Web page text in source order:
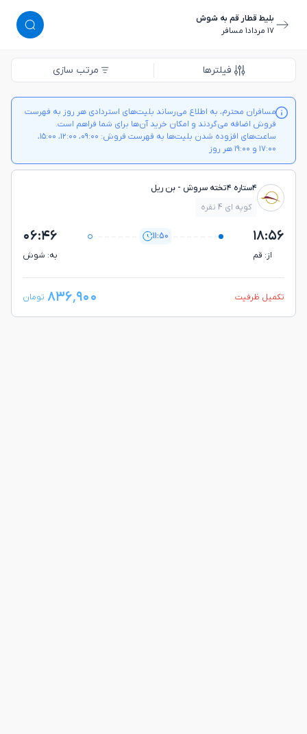
بلیط قطار قم به شوش
١٧ مرداد
١ مسافر
فیلترها مرتب سازی
مسافران محترم، به اطلاع می‌رساند بلیت‌های استردادی هر روز به فهرست
فروش اضافه می‌گردند و امکان خرید آن‌ها برای شما فراهم است.
ساعت‌های افزوده شدن بلیت‌ها به فهرست فروش: ۰۹:۰۰، ۱۲:۰۰، ۱۵:۰۰،
۱۷:۰۰ و ۱۹:۰۰ هر روز
۴ستاره ۴تخته سروش - بن ريل
کوپه ای 4 نفره
۱۸:۵۶
از: قم
11:50 ۰۶:۴۶
به: شوش
تکمیل ظرفیت ۸۳۶٬۹۰۰ تومان